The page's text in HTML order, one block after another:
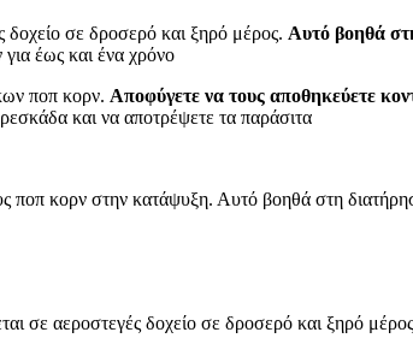
σε δροσερό και ξηρό μέρος. Αυτό βοηθά
έως και ένα χρόνο
ποπ κορν. Αποφύγετε να τους αποθηκεύετε
και να αποτρέψετε τα παράσιτα
ποπ κορν στην κατάψυξη. Αυτό βοηθά στη
σε αεροστεγές δοχείο σε δροσερό και ξηρό